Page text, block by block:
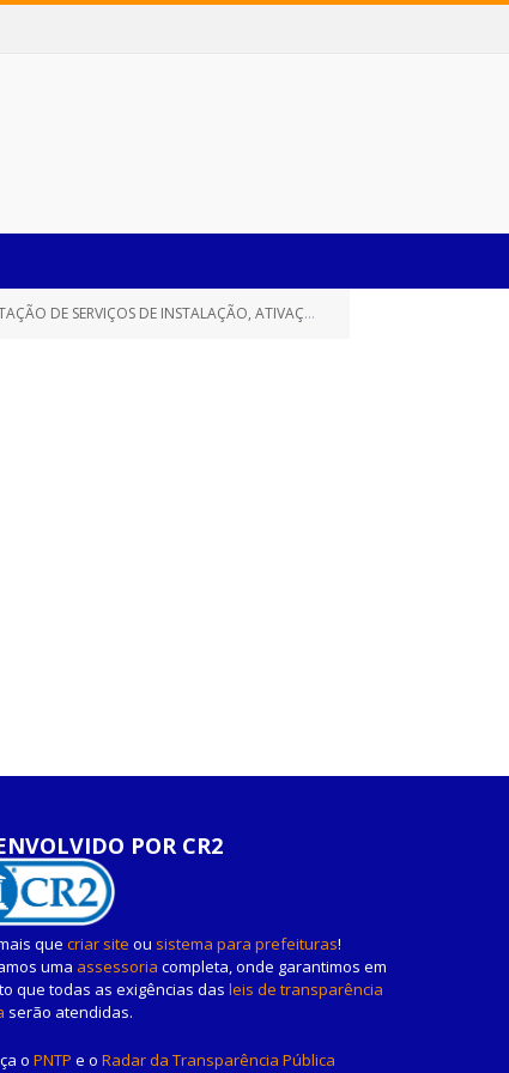
E MANUTENÇÃO DE PONTOS DE CONEXÕES DE INTERNET)
POR CR2
que criar site ou sistema para prefeituras!
uma assessoria completa, onde garantimos em
que todas as exigências das leis de transparência
serão atendidas.
o PNTP e o Radar da Transparência Pública